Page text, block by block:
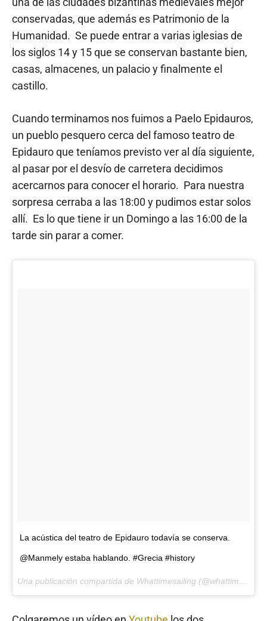
conservadas, que además es Patrimonio de la
Humanidad. Se puede entrar a varias iglesias de
los siglos 14 y 15 que se conservan bastante bien,
casas, almacenes, un palacio y finalmente el
castillo.
Cuando terminamos nos fuimos a Paelo Epidauros,
un pueblo pesquero cerca del famoso teatro de
Epidauro que teníamos previsto ver al día siguiente,
al pasar por el desvío de carretera decidimos
acercarnos para conocer el horario. Para nuestra
sorpresa cerraba a las 18:00 y pudimos estar solos
allí. Es lo que tiene ir un Domingo a las 16:00 de la
tarde sin parar a comer.
La acústica del teatro de Epidauro todavía se conserva.
@Manmely estaba hablando. #Grecia #history
Una publicación compartida de Whattimesailing (@whattimesailing) el